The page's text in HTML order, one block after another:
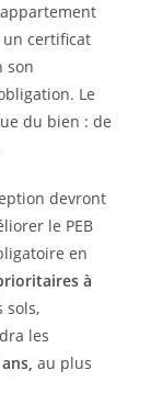
un certificat
son
Le
du bien : de
devront
le PEB
en
à
sols,
les
au plus